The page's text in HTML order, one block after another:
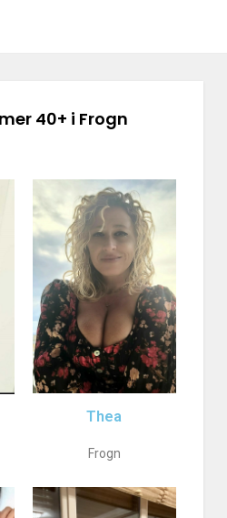
40+ i Frogn
Thea
Frogn